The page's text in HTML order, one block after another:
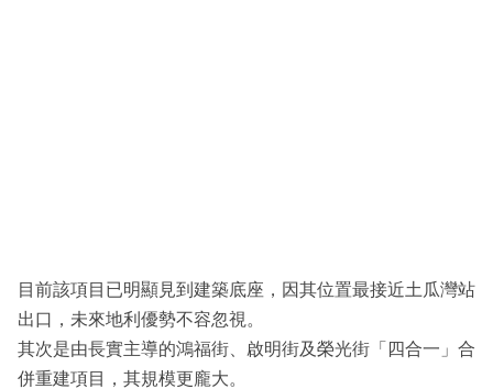
目前該項目已明顯見到建築底座，因其位置最接近土瓜灣站
出口，未來地利優勢不容忽視。
其次是由長實主導的鴻福街、啟明街及榮光街「四合一」合
併重建項目，其規模更龐大。